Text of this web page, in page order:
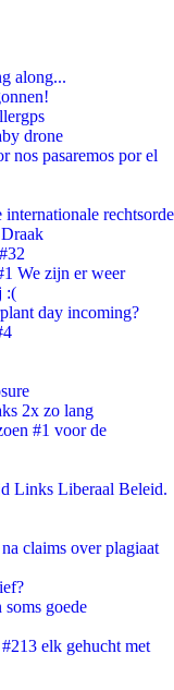
along...
drone
nos pasaremos por el
rechtsorde
We zijn er weer
:(
day incoming?
2x zo lang
#1 voor de
Links Liberaal Beleid.
claims over plagiaat
goede
elk gehucht met